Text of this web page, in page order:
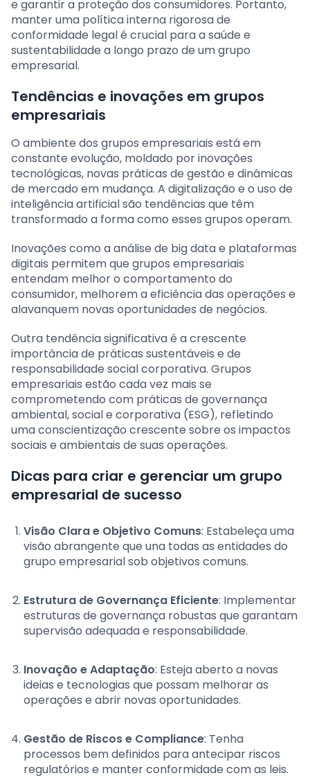
e garantir a proteção dos consumidores. Portanto,
manter uma política interna rigorosa de
conformidade legal é crucial para a saúde e
sustentabilidade a longo prazo de um grupo
empresarial.
Tendências e inovações em grupos
empresariais
O ambiente dos grupos empresariais está em
constante evolução, moldado por inovações
tecnológicas, novas práticas de gestão e dinâmicas
de mercado em mudança. A digitalização e o uso de
inteligência artificial são tendências que têm
transformado a forma como esses grupos operam.
Inovações como a análise de big data e plataformas
digitais permitem que grupos empresariais
entendam melhor o comportamento do
consumidor, melhorem a eficiência das operações e
alavanquem novas oportunidades de negócios.
Outra tendência significativa é a crescente
importância de práticas sustentáveis e de
responsabilidade social corporativa. Grupos
empresariais estão cada vez mais se
comprometendo com práticas de governança
ambiental, social e corporativa (ESG), refletindo
uma conscientização crescente sobre os impactos
sociais e ambientais de suas operações.
Dicas para criar e gerenciar um grupo
empresarial de sucesso
Visão Clara e Objetivo Comuns: Estabeleça uma
visão abrangente que una todas as entidades do
grupo empresarial sob objetivos comuns.
Estrutura de Governança Eficiente: Implementar
estruturas de governança robustas que garantam
supervisão adequada e responsabilidade.
Inovação e Adaptação: Esteja aberto a novas
ideias e tecnologias que possam melhorar as
operações e abrir novas oportunidades.
Gestão de Riscos e Compliance: Tenha
processos bem definidos para antecipar riscos
regulatórios e manter conformidade com as leis.